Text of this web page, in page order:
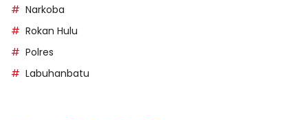
Narkoba
Rokan Hulu
Polres
Labuhanbatu